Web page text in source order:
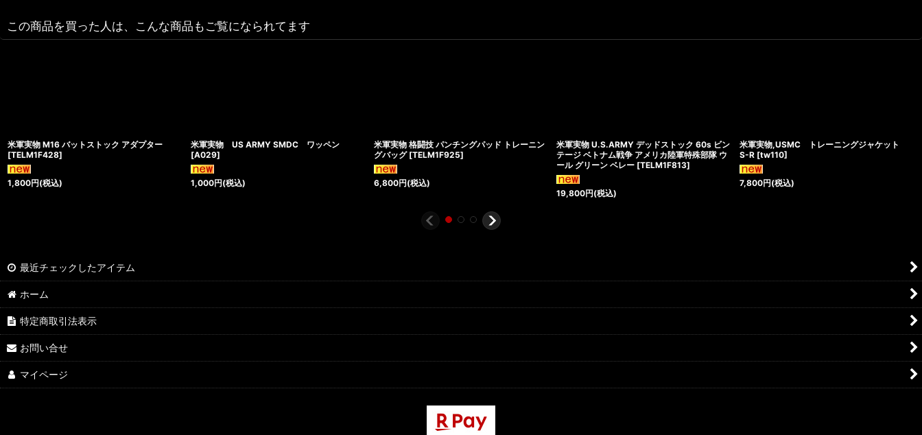
この商品を買った人は、こんな商品もご覧になられてます
米軍実物 M16 バットストック アダプター
[TELM1F428]
1,800円(税込)
米軍実物 US ARMY SMDC ワッペン
[A029]
1,000円(税込)
米軍実物 格闘技 パンチングパッド トレーニン
グバッグ [TELM1F925]
6,800円(税込)
米軍実物 U.S.ARMY デッドストック 60s ビン
テージ ベトナム戦争 アメリカ陸軍特殊部隊 ウ
ール グリーン ベレー [TELM1F813]
19,800円(税込)
米軍実物,USMC トレーニングジャケット
S-R [tw110]
7,800円(税込)
最近チェックしたアイテム
ホーム
特定商取引法表示
お問い合せ
マイページ